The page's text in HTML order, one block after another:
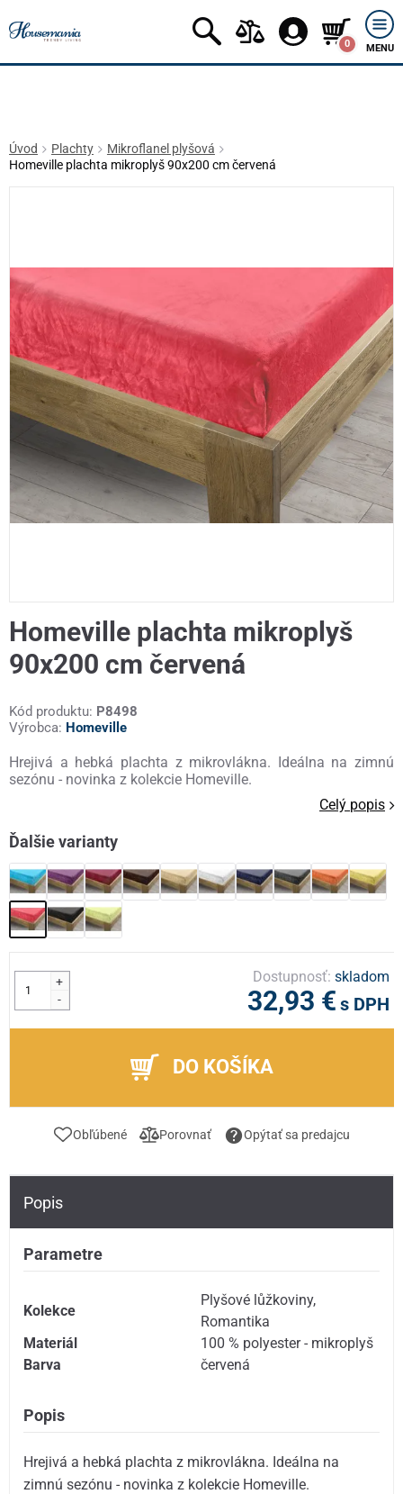
0 MENU
Úvod Plachty
Mikroflanel plyšová
Homeville plachta mikroplyš 90x200 cm červená
Homeville plachta mikroplyš
90x200 cm červená
Kód produktu: P8498
Výrobca: Homeville
Hrejivá a hebká plachta z mikrovlákna. Ideálna na zimnú
sezónu - novinka z kolekcie Homeville.
Celý popis
Ďalšie varianty
+
-
Dostupnosť:skladom
32,93 € s DPH
DO KOŠÍKA
Obľúbené Porovnať Opýtať sa predajcu
Popis
Parametre
Kolekce
Plyšové lůžkoviny,
Romantika
Materiál
100 % polyester - mikroplyš
Barva
červená
Popis
Hrejivá a hebká plachta z mikrovlákna. Ideálna na
zimnú sezónu - novinka z kolekcie Homeville.